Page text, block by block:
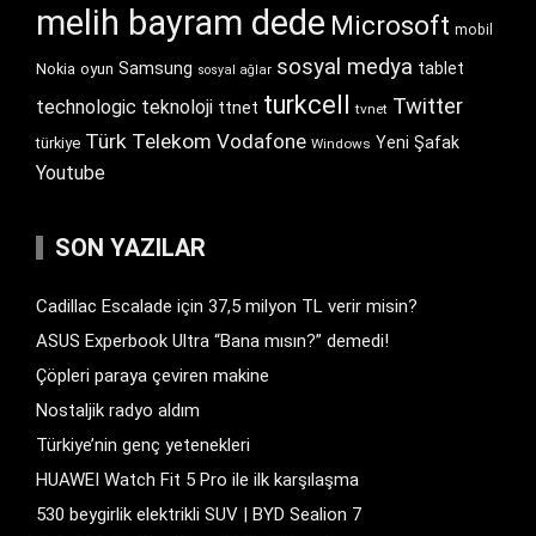
melih bayram dede Microsoft mobil
Nokia oyun Samsung sosyal ağlar sosyal medya tablet
technologic teknoloji ttnet turkcell tvnet Twitter
türkiye Türk Telekom Vodafone Windows Yeni Şafak
Youtube
SON YAZILAR
Cadillac Escalade için 37,5 milyon TL verir misin?
ASUS Experbook Ultra “Bana mısın?” demedi!
Çöpleri paraya çeviren makine
Nostaljik radyo aldım
Türkiye’nin genç yetenekleri
HUAWEI Watch Fit 5 Pro ile ilk karşılaşma
530 beygirlik elektrikli SUV | BYD Sealion 7